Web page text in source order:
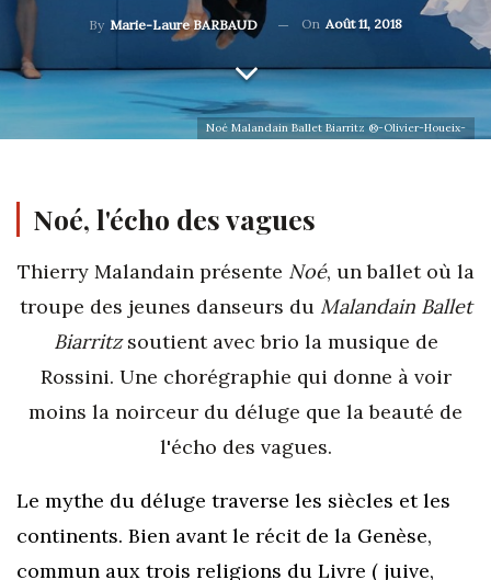
By Marie-Laure BARBAUD On Août 11, 2018
Noé Malandain Ballet Biarritz ®-Olivier-Houeix-
Noé, l'écho des vagues
Thierry Malandain présente Noé, un ballet où la
troupe des jeunes danseurs du Malandain Ballet
Biarritzsoutient avec brio la musique de
Rossini. Une chorégraphie qui donne à voir
moins la noirceur du déluge que la beauté de
l'écho des vagues.
Le mythe du déluge traverse les siècles et les
continents. Bien avant le récit de la Genèse,
commun aux trois religions du Livre ( juive,